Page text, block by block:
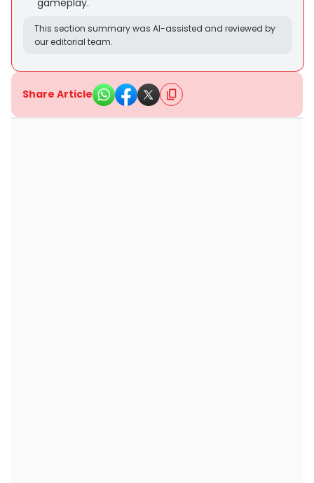
gameplay.
This section summary was AI-assisted and reviewed by
our editorial team.
Share Article